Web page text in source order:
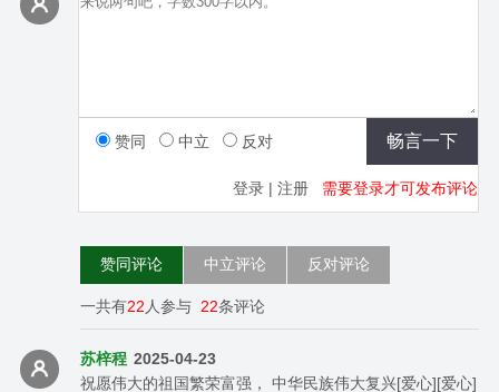
赞同 中立 反对
登录 |注册 需要登录才可发布评论
赞同评论 中立评论 反对评论
一共有22 人参与 22条评论
苏梓程 2025-04-23
祝愿伟大的祖国繁荣富强， 中华民族伟大复兴[爱心][爱心]